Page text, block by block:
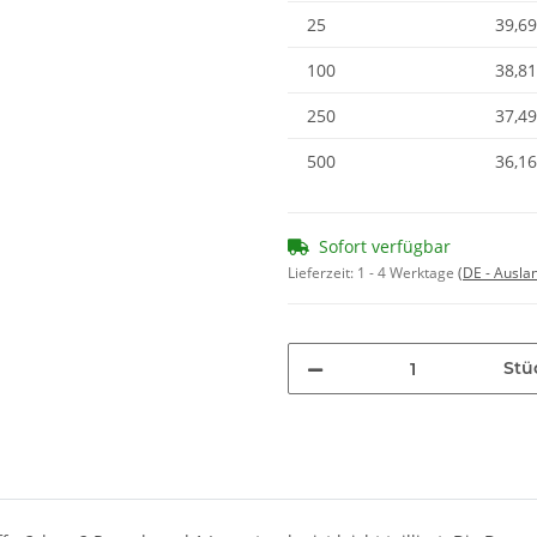
25
100
250
500
Sofort verfügbar
Lieferzeit: 1 - 4 Werktage (DE -